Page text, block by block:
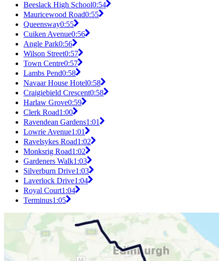
Beeslack High School0:54
Mauricewood Road0:55
Queensway0:55
Cuiken Avenue0:56
Angle Park0:56
Wilson Street0:57
Town Centre0:57
Lambs Pend0:58
Navaar House Hotel0:58
Craigiebield Crescent0:58
Harlaw Grove0:59
Clerk Road1:00
Ravendean Gardens1:01
Lowrie Avenue1:01
Ravelsykes Road1:02
Monksrig Road1:02
Gardeners Walk1:03
Silverburn Drive1:03
Laverlock Drive1:04
Royal Court1:04
Terminus1:05